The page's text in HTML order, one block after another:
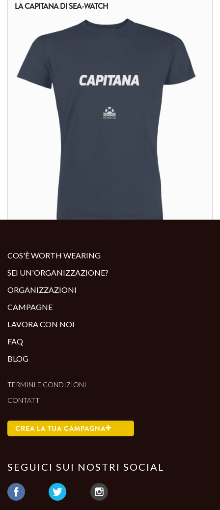
ALTRI PRODOTTI:
LA CAPITANA DI SEA-WATCH
COS'È WORTH WEARING
SEI UN'ORGANIZZAZIONE?
ORGANIZZAZIONI
CAMPAGNE
LAVORA CON NOI
FAQ
BLOG
TERMINI E CONDIZIONI
CONTATTI
CREA LA TUA CAMPAGNA
SEGUICI SUI NOSTRI SOCIAL